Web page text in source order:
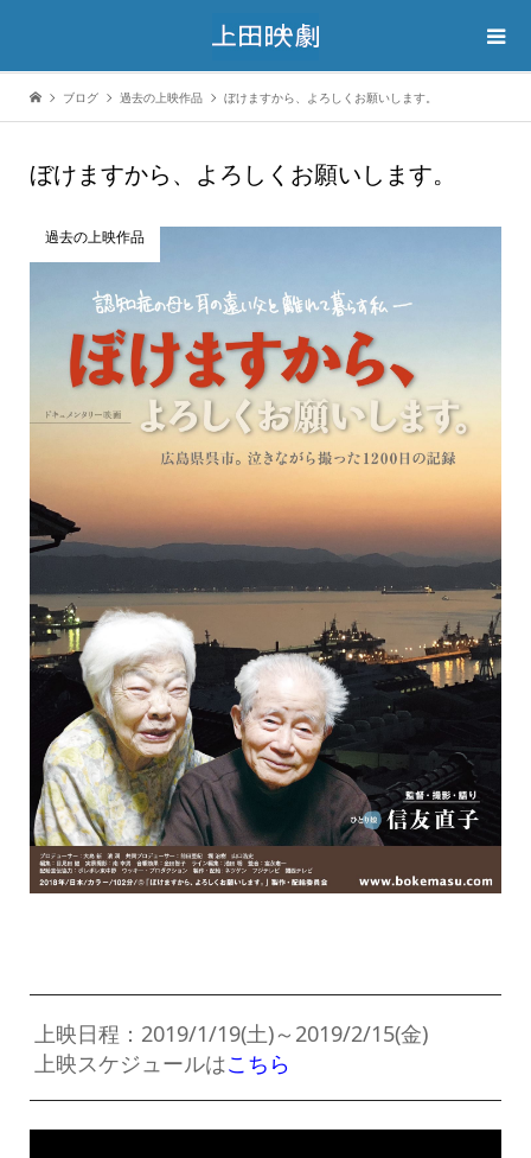
ブログ 過去の上映作品 ぼけますから、よろしくお願いします。
ぼけますから、よろしくお願いします。
過去の上映作品
上映日程：2019/1/19(土)～2019/2/15(金)
上映スケジュールはこちら